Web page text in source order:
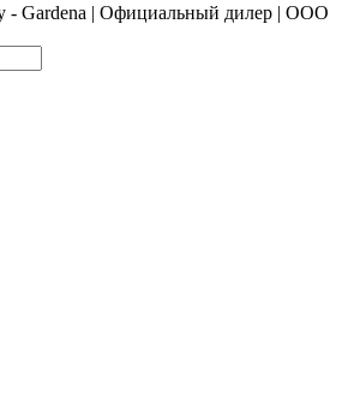
- Gardena | Официальный дилер | ООО